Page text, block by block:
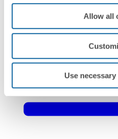
Allow all
Use